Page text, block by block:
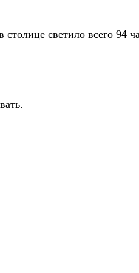
светило всего 94